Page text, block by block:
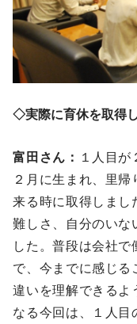
◇実際に育休を取得
富田さん：
１人目が
２月に生まれ、里
来る時に取得しまし
難しさ、自分のいな
した。普段は会社で
で、今までに感じる
違いを理解できるよ
なる今回は、１人目